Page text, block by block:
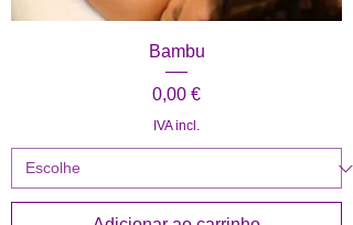
Bambu
Preço
0,00 €
IVA incl.